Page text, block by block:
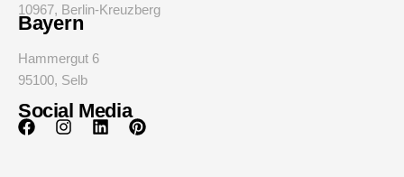
10967, Berlin-Kreuzberg
Bayern
Hammergut 6
95100, Selb
Social Media